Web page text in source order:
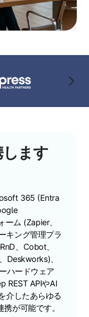
ます
365 (Entra
ム (Zapier、
キング管理プラ
、Cobot、
Deskworks)、
ハードウェア
REST APIやAI
介したあらゆる
が可能です。